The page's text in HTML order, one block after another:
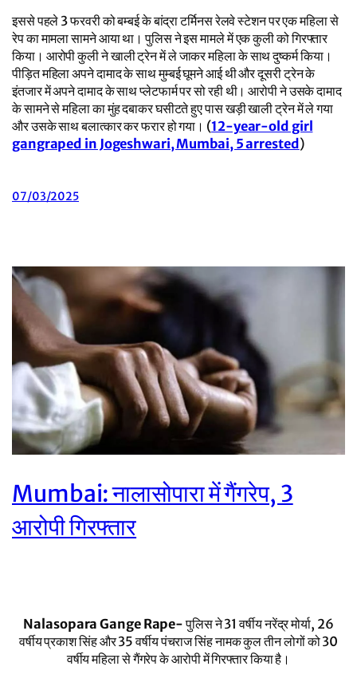
इससे पहले 3 फरवरी को बम्बई के बांद्रा टर्मिनस रेलवे स्टेशन पर एक महिला से
रेप का मामला सामने आया था। पुलिस ने इस मामले में एक कुली को गिरफ्तार
किया। आरोपी कुली ने खाली ट्रेन में ले जाकर महिला के साथ दुष्कर्म किया।
पीड़ित महिला अपने दामाद के साथ मुम्बई घूमने आई थी और दूसरी ट्रेन के
इंतजार में अपने दामाद के साथ प्लेटफार्म पर सो रही थी। आरोपी ने उसके दामाद
के सामने से महिला का मुंह दबाकर घसीटते हुए पास खड़ी खाली ट्रेन में ले गया
और उसके साथ बलात्कार कर फरार हो गया। (12-year-old girl
gangraped in Jogeshwari, Mumbai, 5 arrested)
07/03/2025
Mumbai: नालासोपारा में गैंगरेप, 3
आरोपी गिरफ्तार
Nalasopara Gange Rape-पुलिस ने 31 वर्षीय नरेंद्र मोर्या, 26
वर्षीय प्रकाश सिंह और 35 वर्षीय पंचराज सिंह नामक कुल तीन लोगों को 30
वर्षीय महिला से गैंगरेप के आरोपी में गिरफ्तार किया है।